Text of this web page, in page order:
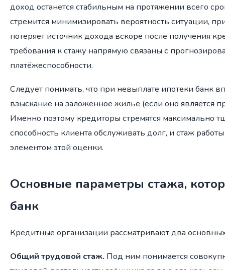
доход останется стабильным на протяжении всего
стремится минимизировать вероятность ситуации,
потеряет источник дохода вскоре после получения
требования к стажу напрямую связаны с
платёжеспособности.
Следует понимать, что при невыплате ипотеки банк
взыскание на заложенное жильё (если оно является
Именно поэтому кредиторы стремятся максимально
способность клиента обслуживать долг, и стаж
элементом этой оценки.
Основные параметры стажа,
банк
Кредитные организации рассматривают два
Общий трудовой стаж. Под ним понимается